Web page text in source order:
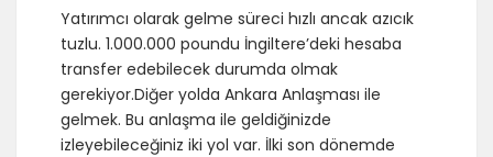
Yatırımcı olarak gelme süreci hızlı ancak azıcık
tuzlu. 1.000.000 poundu İngiltere’deki hesaba
transfer edebilecek durumda olmak
gerekiyor.Diğer yolda Ankara Anlaşması ile
gelmek. Bu anlaşma ile geldiğinizde
izleyebileceğiniz iki yol var. İlki son dönemde